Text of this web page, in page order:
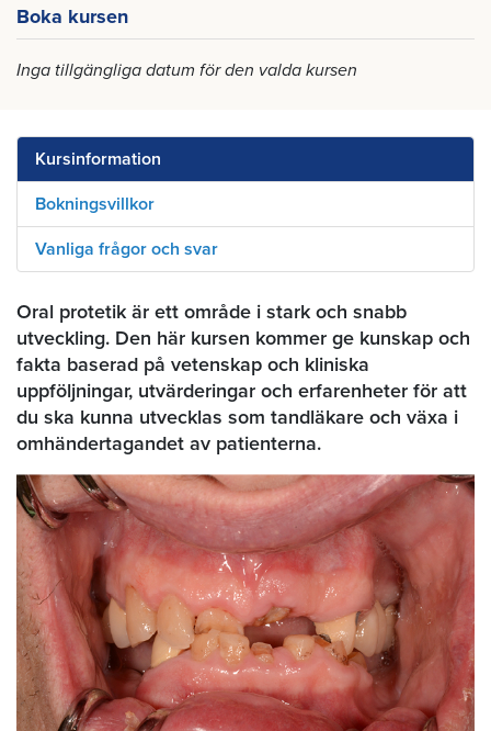
Boka kursen
Inga tillgängliga datum för den valda kursen
Kursinformation
Bokningsvillkor
Vanliga frågor och svar
Oral protetik är ett område i stark och snabb
utveckling. Den här kursen kommer ge kunskap och
fakta baserad på vetenskap och kliniska
uppföljningar, utvärderingar och erfarenheter för att
du ska kunna utvecklas som tandläkare och växa i
omhändertagandet av patienterna.